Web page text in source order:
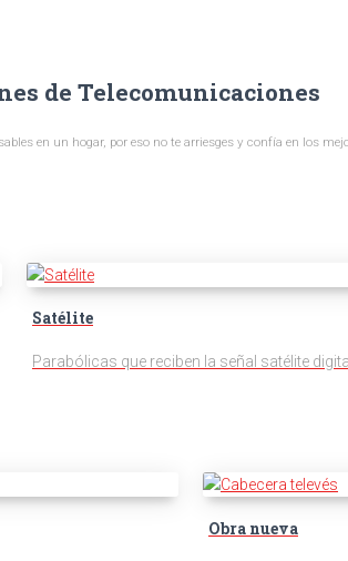
de Telecomunicaciones
en un hogar, por eso no te arriesges y confía en los
Satélite
Parabólicas que reciben la señal satélite
Obra nueva